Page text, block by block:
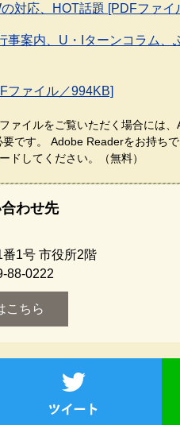
対応、HOT話題 [PDFファイ
事案内、U・Iターンコラム、
ファイル／994KB]
ァイルをご覧いただく場合には
です。
Adobe Readerをお持ち
ドしてください。（無料）
わせ先
1号 市役所2階
88-0222
こちら